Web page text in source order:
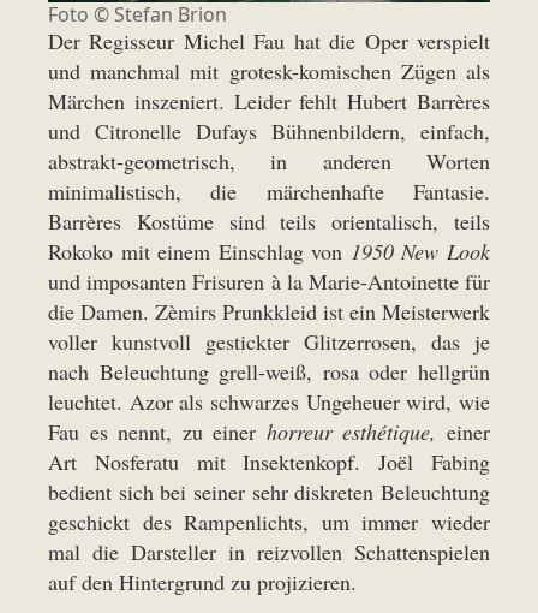
Foto © Stefan Brion
Der Regisseur Michel Fau hat die Oper verspielt
und manchmal mit grotesk-komischen Zügen als
Märchen inszeniert. Leider fehlt Hubert Barrères
und Citronelle Dufays Bühnenbildern, einfach,
abstrakt-geometrisch, in anderen Worten
minimalistisch, die märchenhafte Fantasie.
Barrères Kostüme sind teils orientalisch, teils
Rokoko mit einem Einschlag von 1950 New Look
und imposanten Frisuren à la Marie-Antoinette für
die Damen. Zèmirs Prunkkleid ist ein Meisterwerk
voller kunstvoll gestickter Glitzerrosen, das je
nach Beleuchtung grell-weiß, rosa oder hellgrün
leuchtet. Azor als schwarzes Ungeheuer wird, wie
Fau es nennt, zu einer horreur esthétique,einer
Art Nosferatu mit Insektenkopf. Joël Fabing
bedient sich bei seiner sehr diskreten Beleuchtung
geschickt des Rampenlichts, um immer wieder
mal die Darsteller in reizvollen Schattenspielen
auf den Hintergrund zu projizieren.